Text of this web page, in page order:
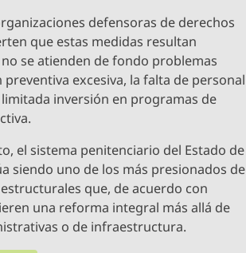
defensoras de derechos
que estas medidas resultan
se atienden de fondo problemas
excesiva, la falta de personal
inversión en programas de
el sistema penitenciario del Estado de
siendo uno de los más presionados
que, de acuerdo con
una reforma integral más allá de
o de infraestructura.